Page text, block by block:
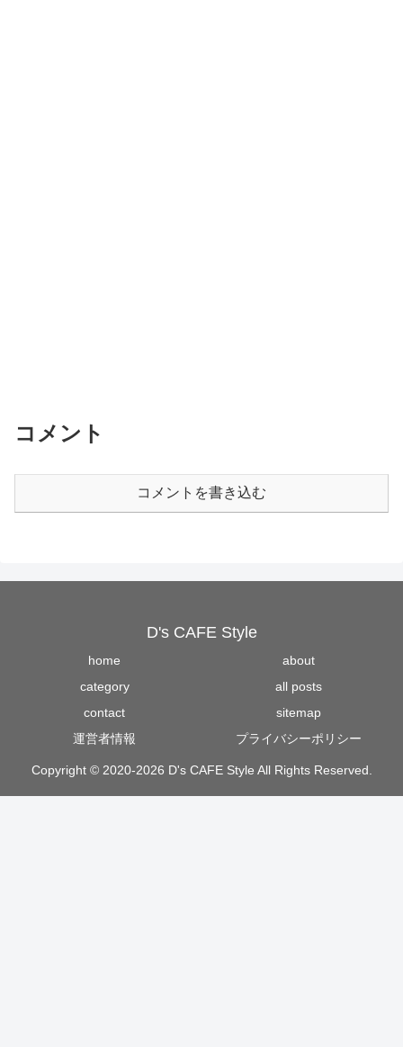
コメント
コメントを書き込む
D's CAFE Style
home
about
category
all posts
contact
sitemap
運営者情報
プライバシーポリシー
Copyright © 2020-2026 D's CAFE Style All Rights Reserved.